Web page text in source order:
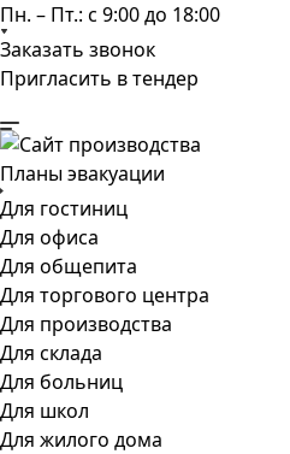
Пн. – Пт.: с 9:00 до 18:00
Заказать звонок
Пригласить в тендер
Планы эвакуации
Для гостиниц
Для офиса
Для общепита
Для торгового центра
Для производства
Для склада
Для больниц
Для школ
Для жилого дома